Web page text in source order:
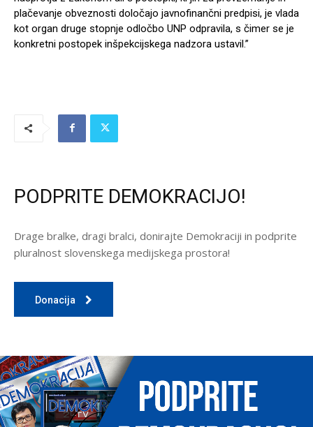
plačevanje obveznosti določajo javnofinančni predpisi, je vlada
kot organ druge stopnje odločbo UNP odpravila, s čimer se je
konkretni postopek inšpekcijskega nadzora ustavil.”
PODPRITE DEMOKRACIJO!
Drage bralke, dragi bralci, donirajte Demokraciji in podprite
pluralnost slovenskega medijskega prostora!
Donacija